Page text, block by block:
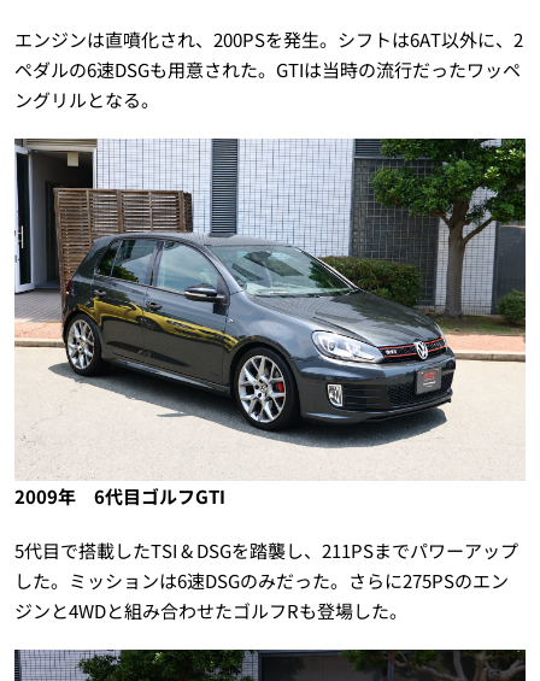
エンジンは直噴化され、200PSを発生。シフトは6AT以外に、2
ペダルの6速DSGも用意された。GTIは当時の流行だったワッペ
ングリルとなる。
2009年 6代目ゴルフGTI
5代目で搭載したTSI & DSGを踏襲し、211PSまでパワーアップ
した。ミッションは6速DSGのみだった。さらに275PSのエン
ジンと4WDと組み合わせたゴルフRも登場した。